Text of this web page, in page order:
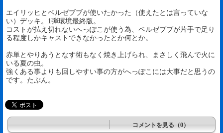
エイリッヒとベルゼブブが使いたかった（使えたとは言っていな
い）デッキ。1弾環境最終版。
コストが払え切れないへっぽこが使う為、ベルゼブブが片手で足り
る程度しかキャストできなかったとか何とか。
赤単とやりあうとなす術もなく焼き上げられ、まさしく飛んで火に
いる夏の虫。
強くある事よりも回しやすい事の方がへっぽこには大事だと思うの
です。たぶん。
コメントを見る（0）